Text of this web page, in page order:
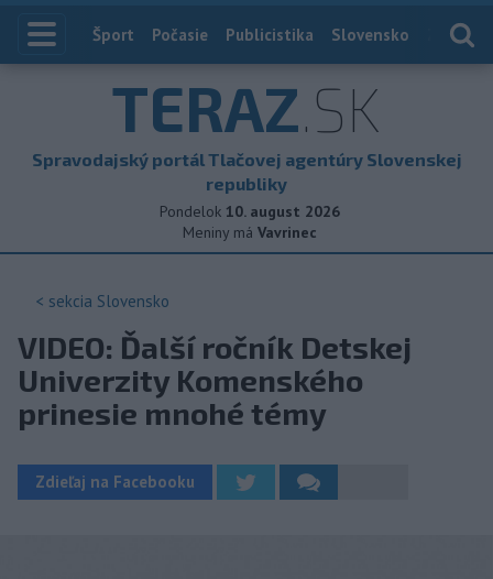
Index
Šport Počasie Publicistika Slovensko
TERAZ.SK
Spravodajský portál Tlačovej agentúry Slovenskej
republiky
Pondelok 10. august 2026
Meniny má Vavrinec
< sekcia Slovensko
VIDEO: Ďalší ročník Detskej
Univerzity Komenského
prinesie mnohé témy
Zdieľaj na Facebooku